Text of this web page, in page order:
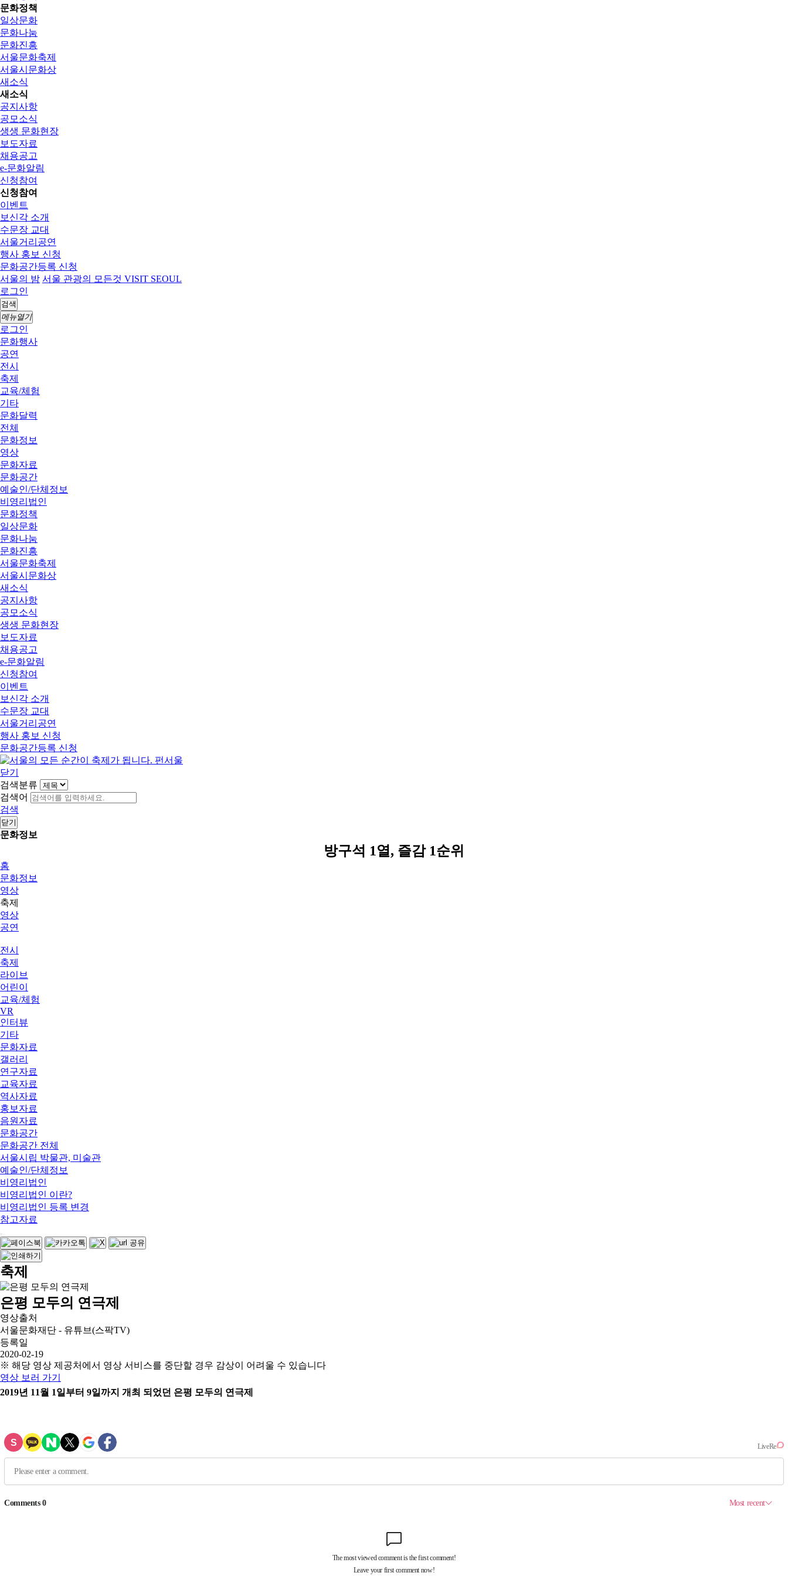
문화정책
일상문화
문화나눔
문화진흥
서울문화축제
서울시문화상
새소식
새소식
공지사항
공모소식
생생 문화현장
보도자료
채용공고
e-문화알림
신청참여
신청참여
이벤트
보신각 소개
수문장 교대
서울거리공연
행사 홍보 신청
문화공간등록 신청
서울의 밤 서울 관광의 모든것 VISIT SEOUL
로그인
검색
메뉴열기
로그인
문화행사
공연
전시
축제
교육/체험
기타
문화달력
전체
문화정보
영상
문화자료
문화공간
예술인/단체정보
비영리법인
문화정책
일상문화
문화나눔
문화진흥
서울문화축제
서울시문화상
새소식
공지사항
공모소식
생생 문화현장
보도자료
채용공고
e-문화알림
신청참여
이벤트
보신각 소개
수문장 교대
서울거리공연
행사 홍보 신청
문화공간등록 신청
닫기
검색분류
검색어
검색
닫기
문화정보
방구석 1열, 즐감 1순위
홈
문화정보
영상
축제
영상
공연
전시
축제
라이브
어린이
교육/체험
VR
인터뷰
기타
문화자료
갤러리
연구자료
교육자료
역사자료
홍보자료
음원자료
문화공간
문화공간 전체
서울시립 박물관, 미술관
예술인/단체정보
비영리법인
비영리법인 이란?
비영리법인 등록 변경
참고자료
축제
은평 모두의 연극제
영상출처
서울문화재단 - 유튜브(스팍TV)
등록일
2020-02-19
※ 해당 영상 제공처에서 영상 서비스를 중단할 경우 감상이 어려울 수 있습니다
영상 보러 가기
2019년 11월 1일부터 9일까지 개최 되었던 은평 모두의 연극제